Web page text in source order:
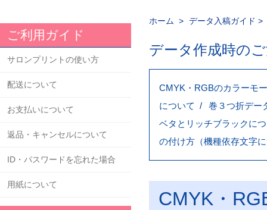
ホーム データ入稿ガイド
データ作成時の
CMYK・RGBのカラーモ
について
巻３つ折デー
ベタとリッチブラックに
の付け方（機種依存文字
CMYK・
ご利用ガイド
サロンプリントの使い方
配送について
お支払いについて
返品・キャンセルについて
ID・パスワードを忘れた場合
用紙について